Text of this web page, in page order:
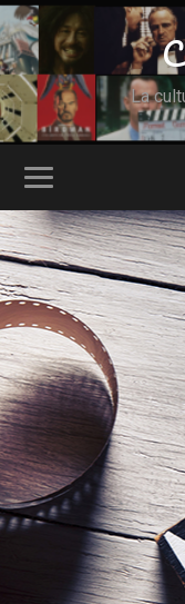
La